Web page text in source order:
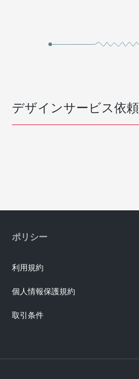
デザインサービス依頼
ポリシー
利用規約
個人情報保護規約
取引条件